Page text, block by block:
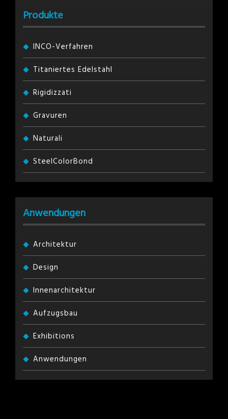
Produkte
INCO-Verfahren
Titaniertes Edelstahl
Rigidizzati
Gravuren
Naturali
SteelColorBond
Anwendungen
Architektur
Design
Innenarchitektur
Aufzugsbau
Exhibitions
Anwendungen